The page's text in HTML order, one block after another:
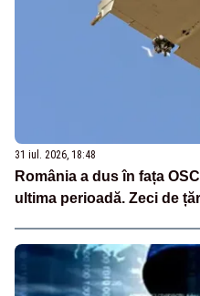
31 iul. 2026, 18:48
România a dus în fața
ultima perioadă. Zeci de